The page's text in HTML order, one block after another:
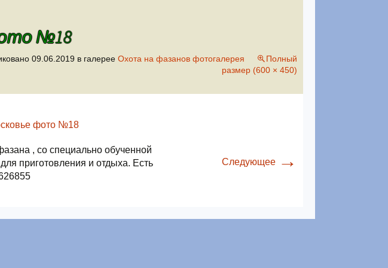
№18
09.06.2019 в галерее Охота на фазанов фотогалерея
Полный
размер (600 × 450)
Следующее →
, со специально обученной
приготовления и отдыха. Есть